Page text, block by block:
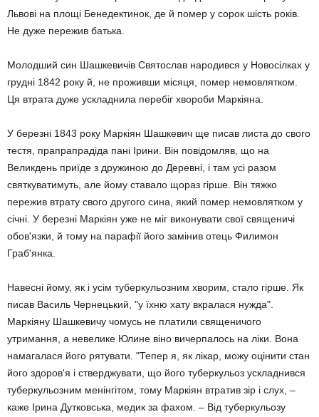
Львові на площі Бенедектинок, де й помер у сорок шість років.
Не дуже пережив батька.
Молодший син Шашкевичів Святослав народився у Новосілках у
грудні 1842 року й, не проживши місяця, помер немовлятком.
Ця втрата дуже ускладнила перебіг хвороби Маркіяна.
У березні 1843 року Маркіян Шашкевич ще писав листа до свого
тестя, прапрапрадіда пані Ірини. Він повідомляв, що на
Великдень приїде з дружиною до Деревні, і там усі разом
святкуватимуть, але йому ставало щораз гірше. Він тяжко
пережив втрату свого другого сина, який помер немовлятком у
січні. У березні Маркіян уже не міг виконувати свої священичі
обов'язки, й тому на парафії його замінив отець Филимон
Граб'янка.
Навесні йому, як і усім туберкульозним хворим, стало гірше. Як
писав Василь Чернецький, "у їхню хату вкралася нужда".
Маркіяну Шашкевичу чомусь не платили священичого
утримання, а невелике Юлине віно вичерпалось на ліки. Вона
намагалася його рятувати. "Тепер я, як лікар, можу оцінити стан
його здоров'я і стверджувати, що його туберкульоз ускладнився
туберкульозним менінгітом, тому Маркіян втратив зір і слух, –
каже Ірина Дутковська, медик за фахом. – Від туберкульозу